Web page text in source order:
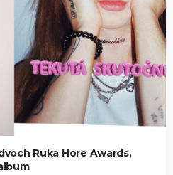
Ruka Hore Awards,